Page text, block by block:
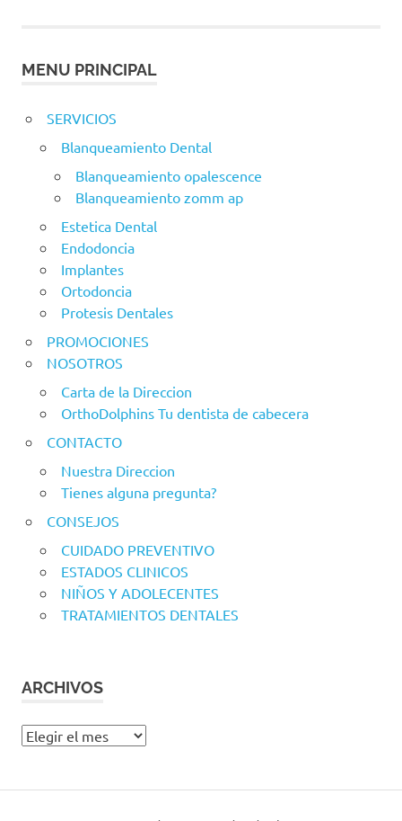
MENU PRINCIPAL
SERVICIOS
Blanqueamiento Dental
Blanqueamiento opalescence
Blanqueamiento zomm ap
Estetica Dental
Endodoncia
Implantes
Ortodoncia
Protesis Dentales
PROMOCIONES
NOSOTROS
Carta de la Direccion
OrthoDolphins Tu dentista de cabecera
CONTACTO
Nuestra Direccion
Tienes alguna pregunta?
CONSEJOS
CUIDADO PREVENTIVO
ESTADOS CLINICOS
NIÑOS Y ADOLECENTES
TRATAMIENTOS DENTALES
ARCHIVOS
Archivos